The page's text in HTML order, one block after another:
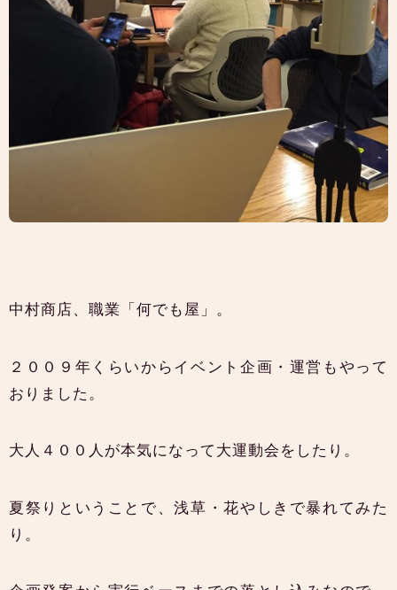
中村商店、職業「何でも屋」。
２００９年くらいからイベント企画・運営もやって
おりました。
大人４００人が本気になって大運動会をしたり。
夏祭りということで、浅草・花やしきで暴れてみた
り。